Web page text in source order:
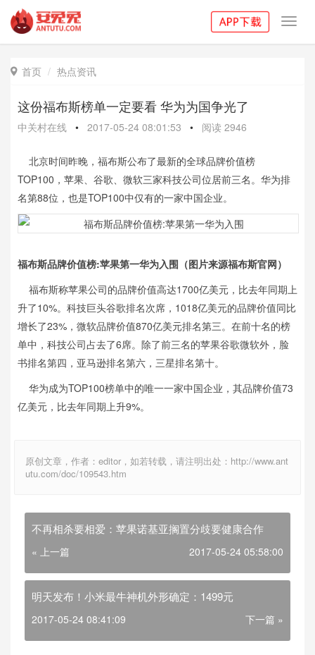
 首页 热点资讯
这份福布斯榜单一定要看 华为为国争光了
中关村在线 • 2017-05-24 08:01:53 • 阅读 2946
北京时间昨晚，福布斯公布了最新的全球品牌价值榜
TOP100，苹果、谷歌、微软三家科技公司位居前三名。华为排
名第88位，也是TOP100中仅有的一家中国企业。
福布斯品牌价值榜:苹果第一华为入围（图片来源福布斯官网）
福布斯称苹果公司的品牌价值高达1700亿美元，比去年同期上
升了10%。科技巨头谷歌排名次席，1018亿美元的品牌价值同比
增长了23%，微软品牌价值870亿美元排名第三。在前十名的榜
单中，科技公司占去了6席。除了前三名的苹果谷歌微软外，脸
书排名第四，亚马逊排名第六，三星排名第十。
华为成为TOP100榜单中的唯一一家中国企业，其品牌价值73
亿美元，比去年同期上升9%。
原创文章，作者：editor，如若转载，请注明出处：http://www.ant
utu.com/doc/109543.htm
不再相杀要相爱：苹果诺基亚搁置分歧要健康合作
« 上一篇 2017-05-24 05:58:00
明天发布！小米最牛神机外形确定：1499元
2017-05-24 08:41:09 下一篇 »